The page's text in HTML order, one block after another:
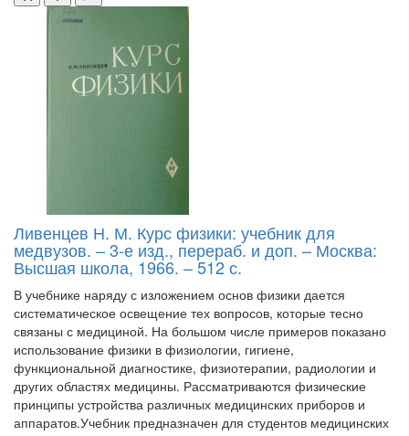
Ливенцев Н. М. Курс физики: учебник для
медвузов. – 3-е изд., перераб. и доп. – Москва:
Высшая школа, 1966. – 512 с.
В учебнике наряду с изложением основ физики дается
систематическое освещение тех вопросов, которые тесно
связаны с медициной. На большом числе примеров показано
использование физики в физиологии, гигиене,
функциональной диагностике, физиотерапии, радиологии и
других областях медицины. Рассматриваются физические
принципы устройства различных медицинских приборов и
аппаратов.Учебник предназначен для студентов медицинских